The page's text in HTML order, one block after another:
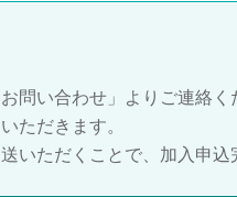
問い合わせ」よりご連絡く
ただきます。
いただくことで、加入申